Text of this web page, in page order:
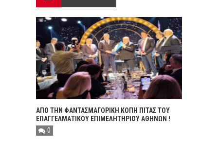
ΑΠΌ ΤΗΝ ΦΑΝΤΑΣΜΑΓΟΡΙΚΉ ΚΟΠΉ ΠΊΤΑΣ ΤΟΥ
ΕΠΑΓΓΕΛΜΑΤΙΚΟΎ ΕΠΙΜΕΛΗΤΗΡΊΟΥ ΑΘΗΝΏΝ !
0